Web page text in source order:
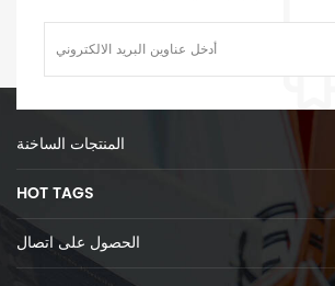
المنتجات الساخنة
HOT TAGS
الحصول على اتصال